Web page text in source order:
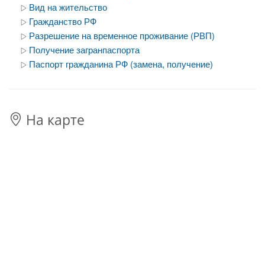
Вид на жительство
Гражданство РФ
Разрешение на временное проживание (РВП)
Получение загранпаспорта
Паспорт гражданина РФ (замена, получение)
На карте